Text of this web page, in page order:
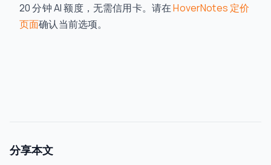
20 分钟 AI 额度，无需信用卡。请在HoverNotes 定价
页面确认当前选项。
分享本文